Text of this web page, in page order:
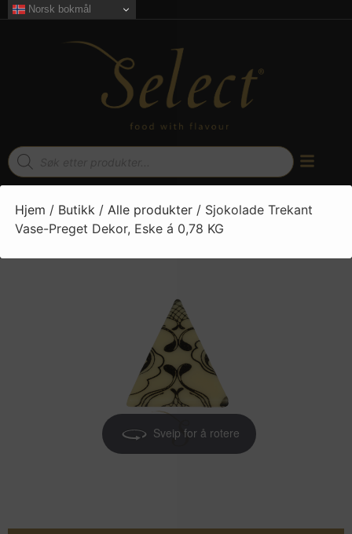
Norsk bokmål
Hjem / Butikk / Alle produkter/ Sjokolade Trekant
Vase-Preget Dekor, Eske á 0,78 KG
Sveip for å rotere